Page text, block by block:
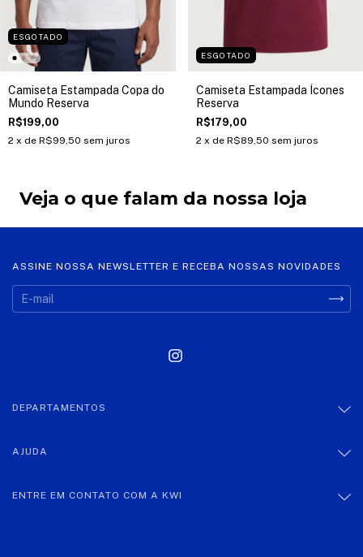
ESGOTADO
Camiseta Estampada Copa do
Mundo Reserva
R$199,00
2 x de R$99,50 sem juros
ESGOTADO
Camiseta Estampada Ícones
Reserva
R$179,00
2 x de R$89,50 sem juros
Veja o que falam da nossa loja
ASSINE NOSSA NEWSLETTER E RECEBA NOSSAS NOVIDADES
DEPARTAMENTOS
AJUDA
ENTRE EM CONTATO COM A KWI